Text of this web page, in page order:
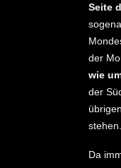
Seite
der
wie
der
stehen.
Da